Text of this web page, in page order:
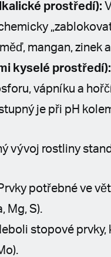
prostředí):
mangan, zinek
kyselé prostředí):
vápníku a
je při pH
vývoj rostliny
potřebné ve
Mg, S).
stopové prvky,